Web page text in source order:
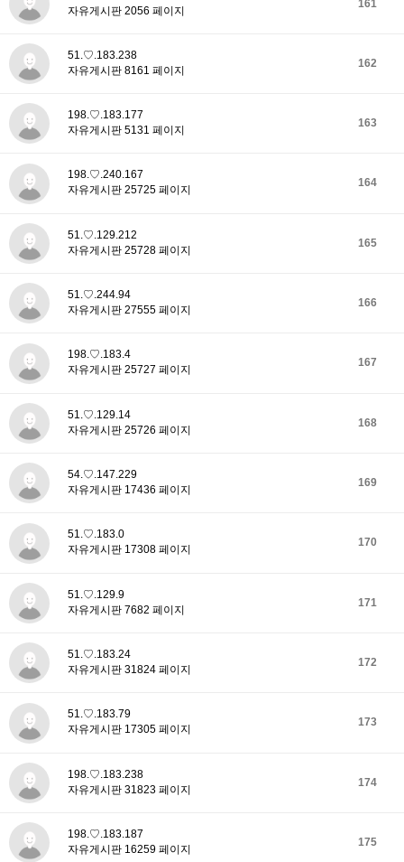
161
자유게시판 2056 페이지
162
51.♡.183.238
자유게시판 8161 페이지
163
198.♡.183.177
자유게시판 5131 페이지
164
198.♡.240.167
자유게시판 25725 페이지
165
51.♡.129.212
자유게시판 25728 페이지
166
51.♡.244.94
자유게시판 27555 페이지
167
198.♡.183.4
자유게시판 25727 페이지
168
51.♡.129.14
자유게시판 25726 페이지
169
54.♡.147.229
자유게시판 17436 페이지
170
51.♡.183.0
자유게시판 17308 페이지
171
51.♡.129.9
자유게시판 7682 페이지
172
51.♡.183.24
자유게시판 31824 페이지
173
51.♡.183.79
자유게시판 17305 페이지
174
198.♡.183.238
자유게시판 31823 페이지
175
198.♡.183.187
자유게시판 16259 페이지